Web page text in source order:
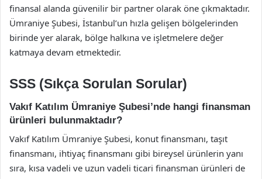
finansal alanda güvenilir bir partner olarak öne çıkmaktadır.
Ümraniye Şubesi, İstanbul’un hızla gelişen bölgelerinden
birinde yer alarak, bölge halkına ve işletmelere değer
katmaya devam etmektedir.
SSS (Sıkça Sorulan Sorular)
Vakıf Katılım Ümraniye Şubesi’nde hangi finansman
ürünleri bulunmaktadır?
Vakıf Katılım Ümraniye Şubesi, konut finansmanı, taşıt
finansmanı, ihtiyaç finansmanı gibi bireysel ürünlerin yanı
sıra, kısa vadeli ve uzun vadeli ticari finansman ürünleri de